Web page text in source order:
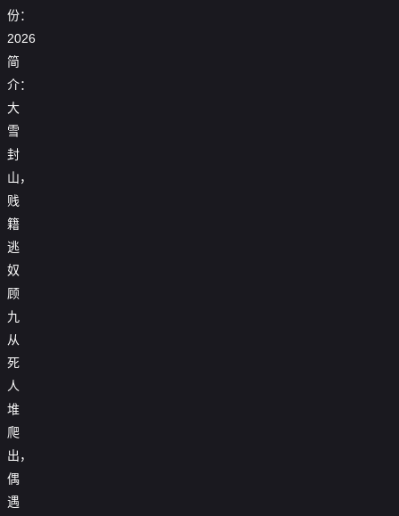
份：
2026
简
介：
大
雪
封
山，
贱
籍
逃
奴
顾
九
从
死
人
堆
爬
出，
偶
遇